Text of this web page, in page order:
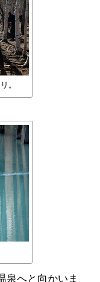
。
泉へと向かいま